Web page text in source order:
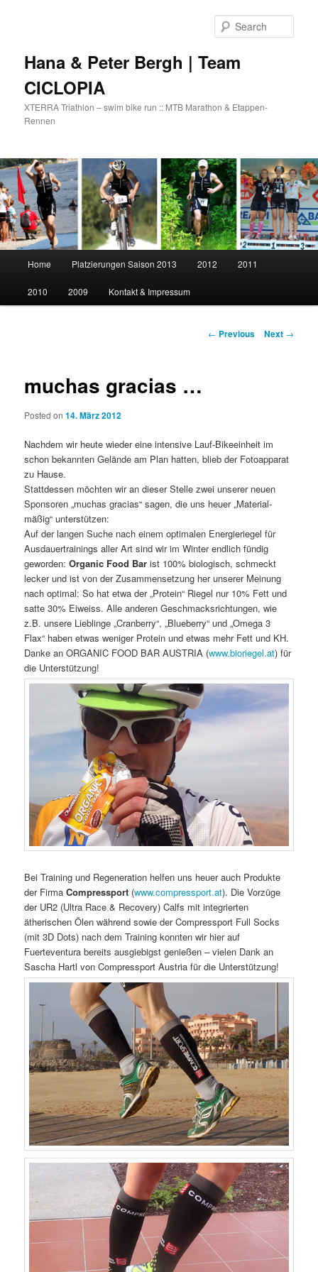
Hana & Peter Bergh | Team
CICLOPIA
XTERRA Triathlon – swim bike run :: MTB Marathon & Etappen-
Rennen
Home Platzierungen Saison 2013 2012 2011
2010 2009 Kontakt & Impressum
Post
← Previous Next →
muchas gracias …
Posted on14. März 2012
Nachdem wir heute wieder eine intensive Lauf-Bikeeinheit im
schon bekannten Gelände am Plan hatten, blieb der Fotoapparat
zu Hause.
Stattdessen möchten wir an dieser Stelle zwei unserer neuen
Sponsoren „muchas gracias“ sagen, die uns heuer „Material-
mäßig“ unterstützen:
Auf der langen Suche nach einem optimalen Energieriegel für
Ausdauertrainings aller Art sind wir im Winter endlich fündig
geworden:Organic Food Bar ist 100% biologisch, schmeckt
lecker und ist von der Zusammensetzung her unserer Meinung
nach optimal: So hat etwa der „Protein“ Riegel nur 10% Fett und
satte 30% Eiweiss. Alle anderen Geschmacksrichtungen, wie
z.B. unsere Lieblinge „Cranberry“, „Blueberry“ und „Omega 3
Flax“ haben etwas weniger Protein und etwas mehr Fett und KH.
Danke an ORGANIC FOOD BAR AUSTRIA (www.bioriegel.at) für
die Unterstützung!
Bei Training und Regeneration helfen uns heuer auch Produkte
der FirmaCompressport (www.compressport.at). Die Vorzüge
der UR2 (Ultra Race & Recovery) Calfs mit integrierten
ätherischen Ölen während sowie der Compressport Full Socks
(mit 3D Dots) nach dem Training konnten wir hier auf
Fuerteventura bereits ausgiebigst genießen – vielen Dank an
Sascha Hartl von Compressport Austria für die Unterstützung!